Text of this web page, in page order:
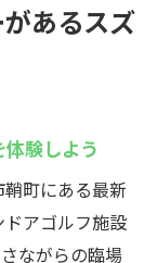
体験しよう
した設備が
を紹介
ート内容
い楽しみ方
あるスズ
験しよう
町にある最新
アゴルフ施設
ながらの臨場